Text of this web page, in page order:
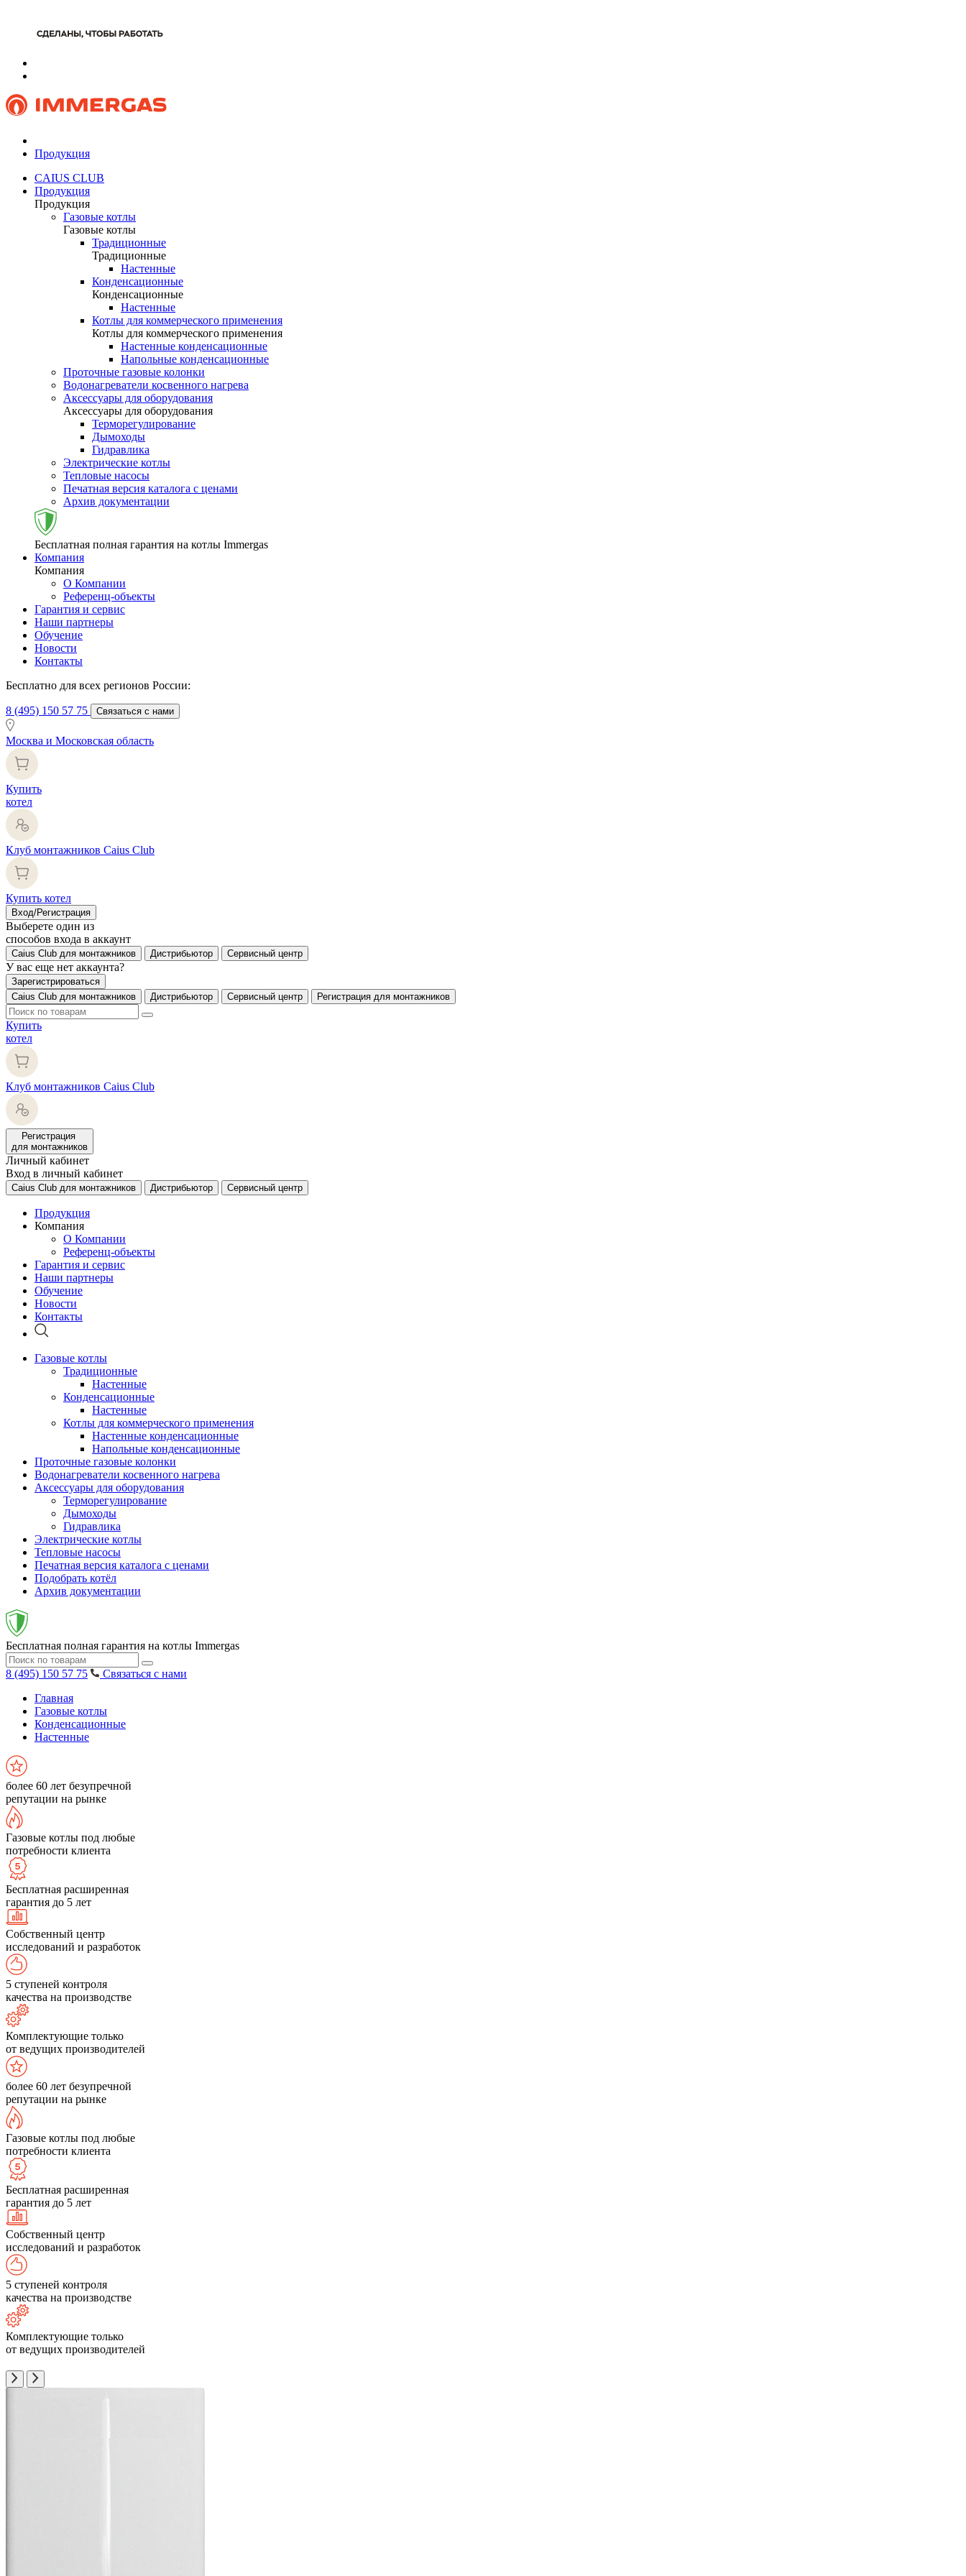
Продукция
CAIUS CLUB
Продукция
Продукция
Газовые котлы
Газовые котлы
Традиционные
Традиционные
Настенные
Конденсационные
Конденсационные
Настенные
Котлы для коммерческого применения
Котлы для коммерческого применения
Настенные конденсационные
Напольные конденсационные
Проточные газовые колонки
Водонагреватели косвенного нагрева
Аксессуары для оборудования
Аксессуары для оборудования
Терморегулирование
Дымоходы
Гидравлика
Электрические котлы
Тепловые насосы
Печатная версия каталога с ценами
Архив документации
Бесплатная полная гарантия на котлы Immergas
Компания
Компания
О Компании
Референц-объекты
Гарантия и сервис
Наши партнеры
Обучение
Новости
Контакты
Бесплатно для всех регионов России:
8 (495) 150 57 75 Связаться с нами
Москва и Московская область
Купить
котел
Клуб монтажников Caius Club
Купить котел
Вход/Регистрация
Выберете один из
способов входа в аккаунт
Caius Club для монтажников Дистрибьютор Сервисный центр
У вас еще нет аккаунта?
Зарегистрироваться
Caius Club для монтажников
Дистрибьютор Сервисный центр Регистрация для монтажников
Купить
котел
Клуб монтажников Caius Club
Регистрация
для монтажников
Личный кабинет
Вход в личный кабинет
Caius Club для монтажников Дистрибьютор Сервисный центр
Продукция
Компания
О Компании
Референц-объекты
Гарантия и сервис
Наши партнеры
Обучение
Новости
Контакты
Газовые котлы
Традиционные
Настенные
Конденсационные
Настенные
Котлы для коммерческого применения
Настенные конденсационные
Напольные конденсационные
Проточные газовые колонки
Водонагреватели косвенного нагрева
Аксессуары для оборудования
Терморегулирование
Дымоходы
Гидравлика
Электрические котлы
Тепловые насосы
Печатная версия каталога с ценами
Подобрать котёл
Архив документации
Бесплатная полная гарантия на котлы Immergas
8 (495) 150 57 75
Связаться с нами
Главная
Газовые котлы
Конденсационные
Настенные
более 60 лет безупречной
репутации на рынке
Газовые котлы под любые
потребности клиента
Бесплатная расширенная
гарантия до 5 лет
Собственный центр
исследований и разработок
5 ступеней контроля
качества на производстве
Комплектующие только
от ведущих производителей
более 60 лет безупречной
репутации на рынке
Газовые котлы под любые
потребности клиента
Бесплатная расширенная
гарантия до 5 лет
Собственный центр
исследований и разработок
5 ступеней контроля
качества на производстве
Комплектующие только
от ведущих производителей